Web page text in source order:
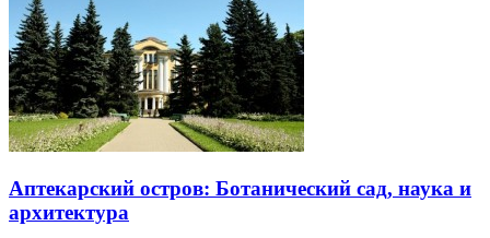
Аптекарский остров: Ботанический сад, наука и
архитектура